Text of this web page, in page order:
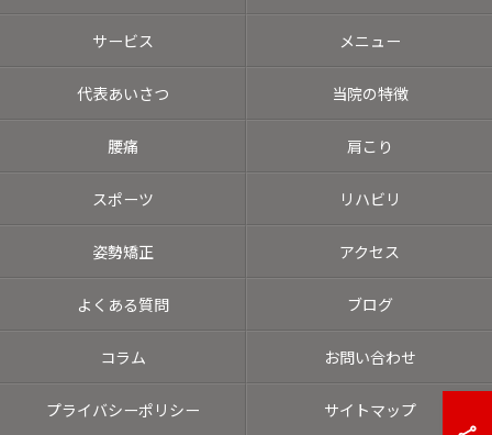
サービス メニュー
代表あいさつ 当院の特徴
腰痛 肩こり
スポーツ リハビリ
姿勢矯正 アクセス
よくある質問 ブログ
コラム お問い合わせ
プライバシーポリシー サイトマップ